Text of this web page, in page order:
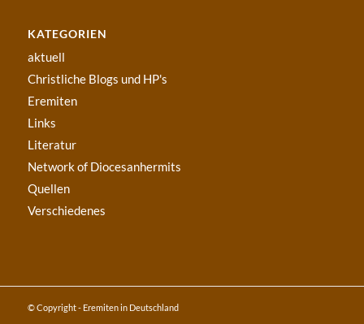
KATEGORIEN
aktuell
Christliche Blogs und HP's
Eremiten
Links
Literatur
Network of Diocesanhermits
Quellen
Verschiedenes
© Copyright - Eremiten in Deutschland